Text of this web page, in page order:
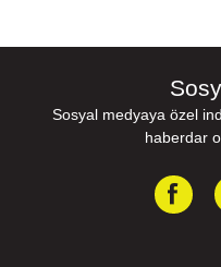
Sosyal medyaya özel
haberdar